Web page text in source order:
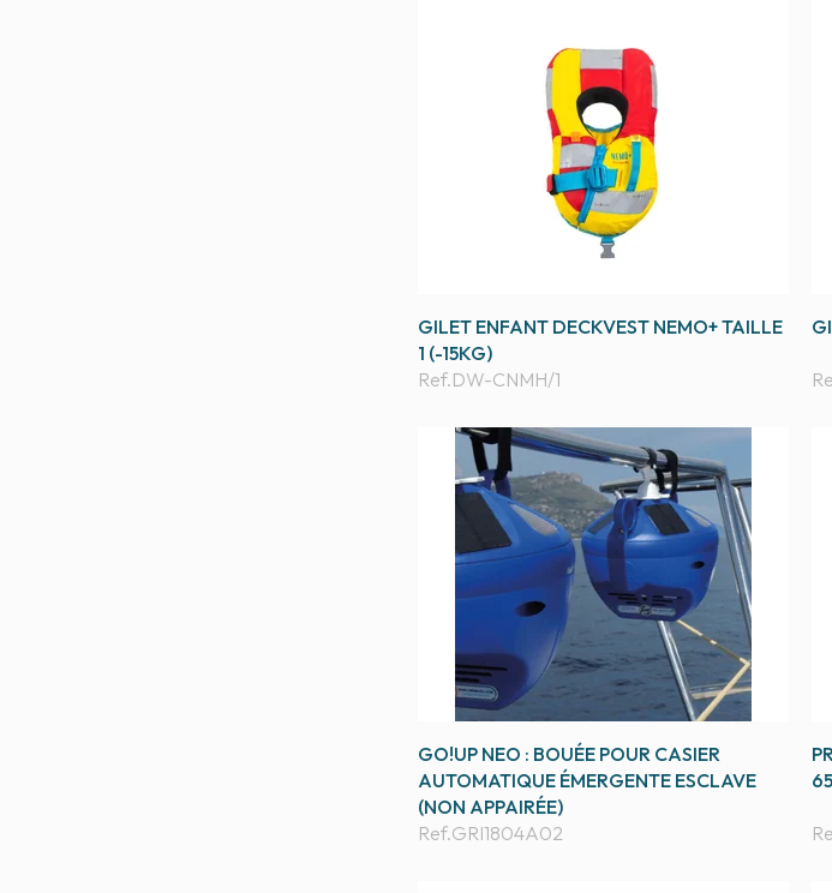
GILET ENFANT DECKVEST NEMO+ TAILLE
1 (-15KG)
Ref.DW-CNMH/1
GO!UP NEO : BOUÉE POUR CASIER
AUTOMATIQUE ÉMERGENTE ESCLAVE
(NON APPAIRÉE)
Ref.GRI1804A02